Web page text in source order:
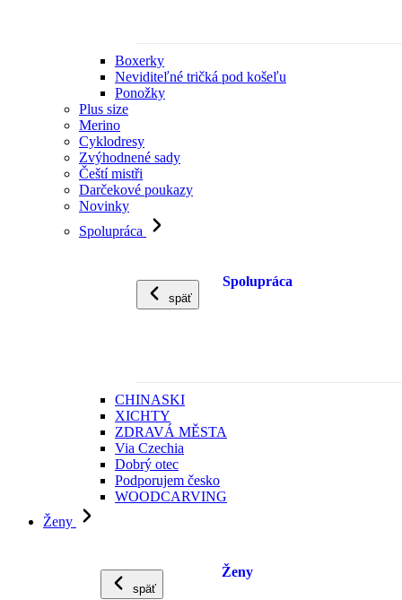
Boxerky
Neviditeľné tričká pod košeľu
Ponožky
Plus size
Merino
Cyklodresy
Zvýhodnené sady
Čeští mistři
Darčekové poukazy
Novinky
Spolupráca
späť
Spolupráca
CHINASKI
XICHTY
ZDRAVÁ MĚSTA
Via Czechia
Dobrý otec
Podporujem česko
WOODCARVING
Ženy
späť
Ženy